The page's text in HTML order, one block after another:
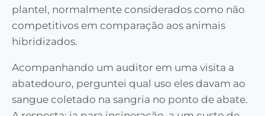
plantel, normalmente considerados como não
competitivos em comparação aos animais
hibridizados.
Acompanhando um auditor em uma visita a
abatedouro, perguntei qual uso eles davam ao
sangue coletado na sangria no ponto de abate.